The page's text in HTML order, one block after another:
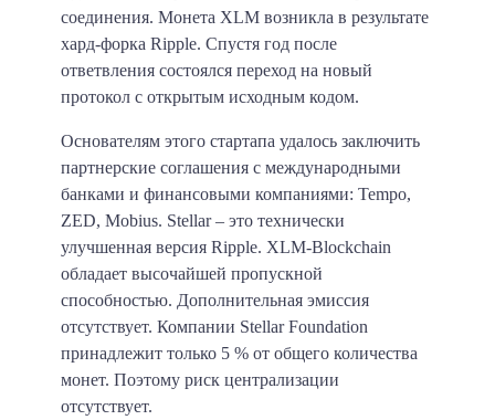
соединения. Монета XLM возникла в результате
хард-форка Ripple. Спустя год после
ответвления состоялся переход на новый
протокол с открытым исходным кодом.
Основателям этого стартапа удалось заключить
партнерские соглашения с международными
банками и финансовыми компаниями: Tempo,
ZED, Mobius. Stellar – это технически
улучшенная версия Ripple. XLM-Blockchain
обладает высочайшей пропускной
способностью. Дополнительная эмиссия
отсутствует. Компании Stellar Foundation
принадлежит только 5 % от общего количества
монет. Поэтому риск централизации
отсутствует.